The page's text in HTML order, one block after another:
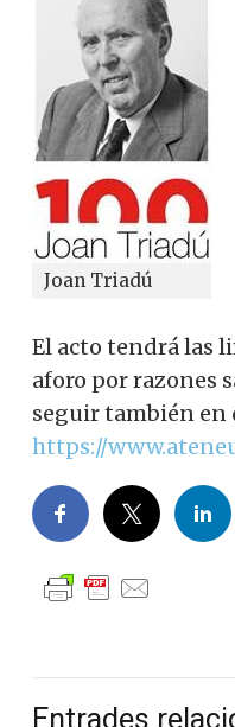
Joan Triadú
El acto tendrá las
aforo por razones
seguir también en
https://
Entrades